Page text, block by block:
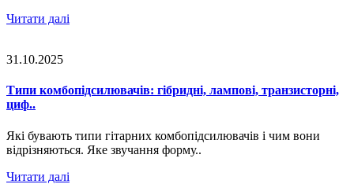
Читати далі
31.10.2025
Типи комбопідсилювачів: гібридні, лампові, транзисторні,
циф..
Які бувають типи гітарних комбопідсилювачів і чим вони
відрізняються. Яке звучання форму..
Читати далі